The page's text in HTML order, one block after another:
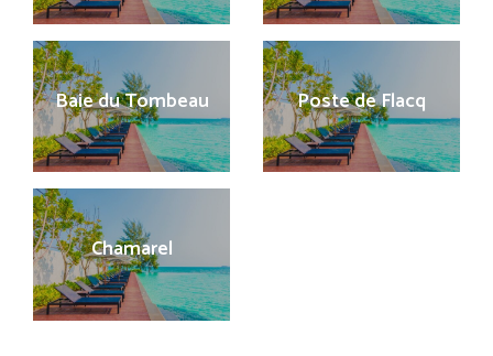
Baie du Tombeau Poste de Flacq
Chamarel